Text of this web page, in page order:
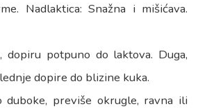
Nadlaktica: Snažna i mišićava.
dopiru potpuno do laktova. Duga,
dopire do blizine kuka.
duboke, previše okrugle, ravna ili